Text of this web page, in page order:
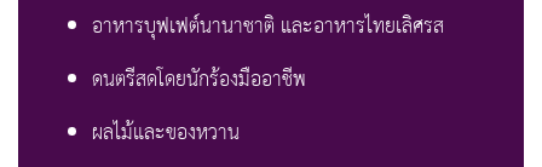
อาหารบุฟเฟต์นานาชาติ และอาหารไทยเลิศรส
ดนตรีสดโดยนักร้องมืออาชีพ
ผลไม้และของหวาน